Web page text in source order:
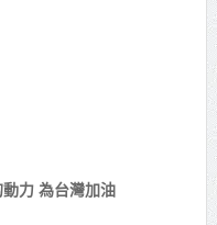
力 為台灣加油